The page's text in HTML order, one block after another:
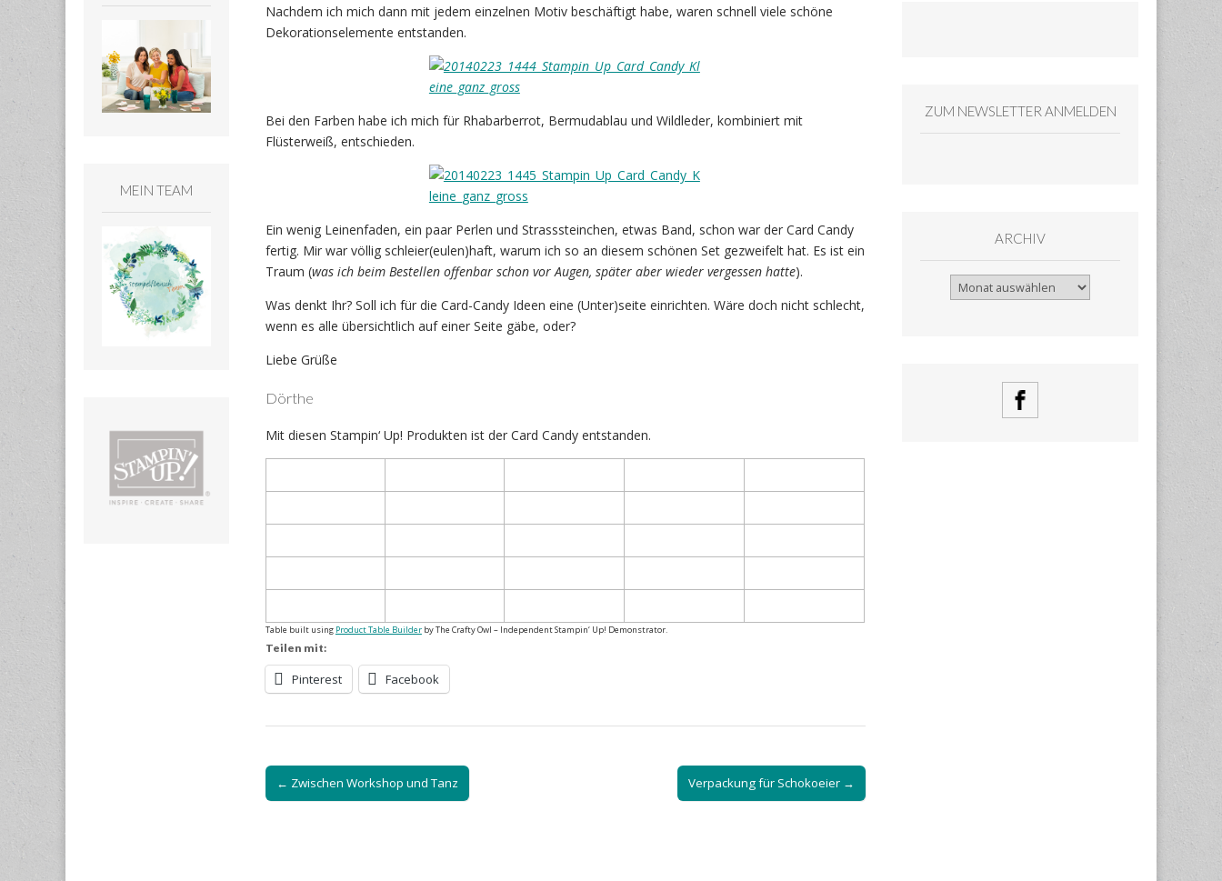
Nachdem ich mich dann mit jedem einzelnen Motiv beschäftigt habe, waren schnell viele schöne
Dekorationselemente entstanden.
Bei den Farben habe ich mich für Rhabarberrot, Bermudablau und Wildleder, kombiniert mit
Flüsterweiß, entschieden.
Ein wenig Leinenfaden, ein paar Perlen und Strasssteinchen, etwas Band, schon war der Card Candy
fertig. Mir war völlig schleier(eulen)haft, warum ich so an diesem schönen Set gezweifelt hat. Es ist ein
Traum (was ich beim Bestellen offenbar schon vor Augen, später aber wieder vergessen hatte).
Was denkt Ihr? Soll ich für die Card-Candy Ideen eine (Unter)seite einrichten. Wäre doch nicht schlecht,
wenn es alle übersichtlich auf einer Seite gäbe, oder?
Liebe Grüße
Dörthe
Mit diesen Stampin‘ Up! Produkten ist der Card Candy entstanden.
Table built using Product Table Builderby The Crafty Owl – Independent Stampin‘ Up! Demonstrator.
Teilen mit:
Pinterest Facebook
Post
navigation
← Zwischen Workshop und Tanz Verpackung für Schokoeier →
MEIN TEAM
ZUM NEWSLETTER ANMELDEN
ARCHIV
Archiv